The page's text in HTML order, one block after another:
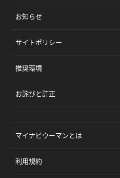
お知らせ
サイトポリシー
推奨環境
お詫びと訂正
マイナビウーマンとは
利用規約